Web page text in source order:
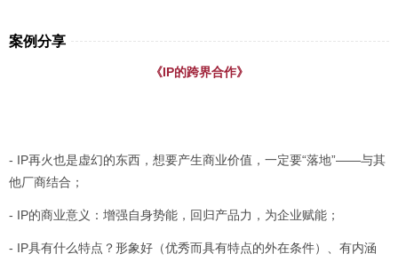
案例分享
《IP的跨界合作》
- IP再火也是虚幻的东西，想要产生商业价值，一定要“落地”——与其
他厂商结合；
- IP的商业意义：增强自身势能，回归产品力，为企业赋能；
- IP具有什么特点？形象好（优秀而具有特点的外在条件）、有内涵